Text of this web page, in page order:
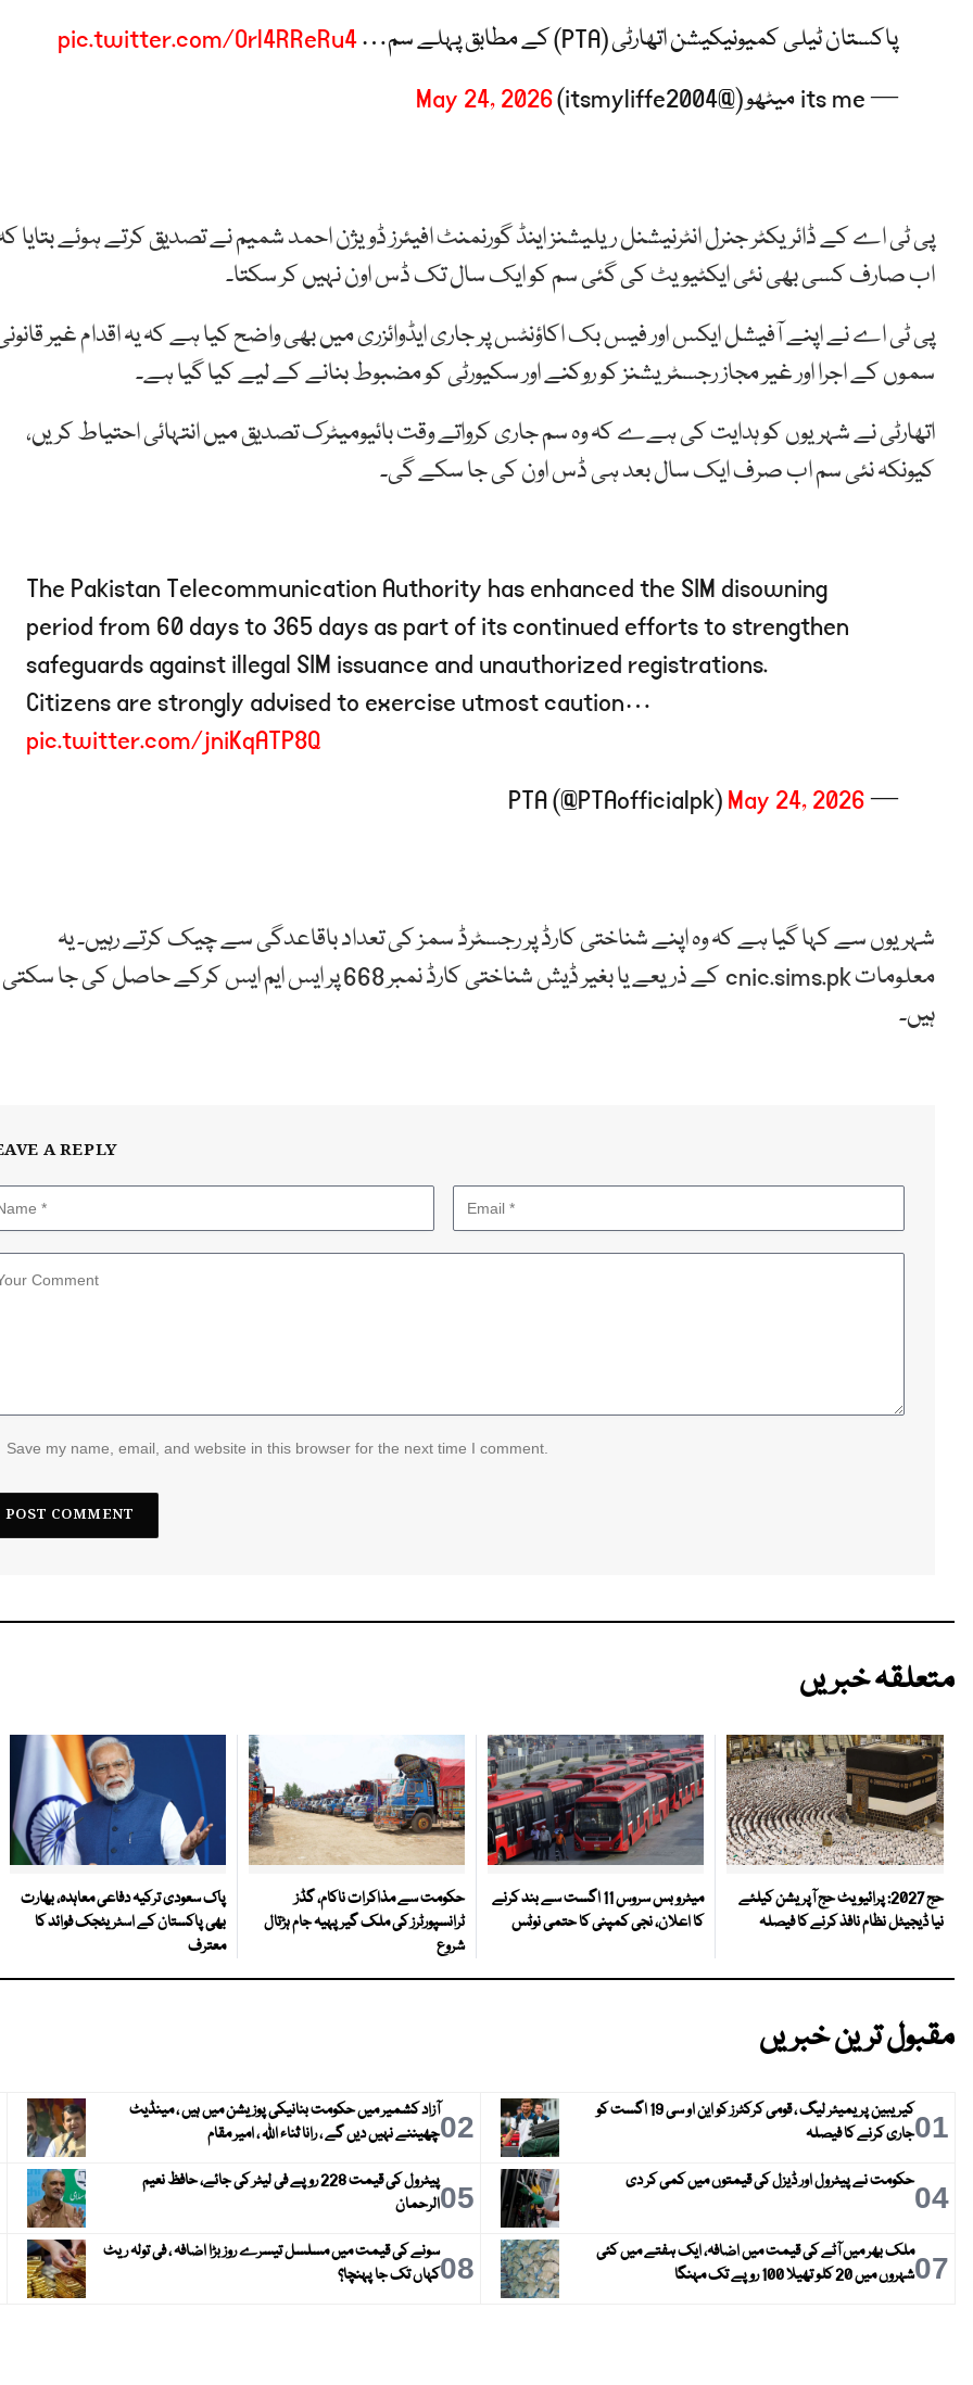
پاکستان ٹیلی کمیونیکیشن اتھارٹی (PTA) کے مطابق پہلے سم…
pic.twitter.com/Orl4RReRu4
— its me میٹھو (@itsmyliffe2004)
May 24, 2026
پی ٹی اے کے ڈائریکٹر جنرل انٹرنیشنل ریلیشنز اینڈ گورنمنٹ افیئرز ڈویژن احمد شمیم نے تصدیق کرتے ہوئے بتایا
اب صارف کسی بھی نئی ایکٹیویٹ کی گئی سم کو ایک سال تک ڈس اون نہیں کر سکتا۔
پی ٹی اے نے اپنے آفیشل ایکس اور فیس بک اکاؤنٹس پر جاری ایڈوائزری میں بھی واضح کیا ہے کہ یہ اقدام غیر
سموں کے اجرا اور غیر مجاز رجسٹریشنز کو روکنے اور سکیورٹی کو مضبوط بنانے کے لیے کیا گیا ہے۔
اتھارٹی نے شہریوں کو ہدایت کی ہےے کہ وہ سم جاری کرواتے وقت بائیومیٹرک تصدیق میں انتہائی احتیاط کریں،
کیونکہ نئی سم اب صرف ایک سال بعد ہی ڈس اون کی جا سکے گی۔
The Pakistan Telecommunication Authority has enhanced the SIM disowning
period from 60 days to 365 days as part of its continued efforts to strengthen
safeguards against illegal SIM issuance and unauthorized registrations.
Citizens are strongly advised to exercise utmost caution…
pic.twitter.com/jniKqATP8Q
— PTA (@PTAofficialpk)
May 24, 2026
شہریوں سے کہا گیا ہے کہ وہ اپنے شناختی کارڈ پر رجسٹرڈ سمز کی تعداد باقاعدگی سے چیک کرتے رہیں۔ یہ
معلومات cnic.sims.pk کے ذریعے یا بغیر ڈیش شناختی کارڈ نمبر 668 پر ایس ایم ایس کرکے حاصل کی جا سکتی
ہیں۔
A REPLY
Save my name, email, and website in this browser for the next time I comment.
متعلقہ خبریں
حج 2027: پرائیویٹ حج آپریشن کیلئے
نیا ڈیجیٹل نظام نافذ کرنے کا فیصلہ
میٹرو بس سروس 11 اگست سے بند کرنے
کا اعلان، نجی کمپنی کا حتمی نوٹس
حکومت سے مذاکرات ناکام، گڈز
ٹرانسپورٹرز کی ملک گیر پہیہ جام ہڑتال
شروع
پاک سعودی ترکیہ دفاعی معاہدہ، بھارت
بھی پاکستان کے اسٹریٹجک فوائد کا
معترف
مقبول ترین خبریں
01
کیریبین پریمیئر لیگ ، قومی کرکٹرز کو این او سی 19 اگست کو
جاری کرنے کا فیصلہ
02آزاد کشمیر میں حکومت بنانیکی پوزیشن میں ہیں ، مینڈیٹ
چھیننے نہیں دیں گے ، رانا ثناء اللہ ، امیر مقام
04حکومت نے پیٹرول اور ڈیزل کی قیمتوں میں کمی کر دی 05
پیٹرول کی قیمت 228 روپے فی لیٹر کی جائے، حافظ نعیم
الرحمان
07ملک بھر میں آٹے کی قیمت میں اضافہ، ایک ہفتے میں کئی
شہروں میں 20 کلو تھیلا 100 روپے تک مہنگا
08سونے کی قیمت میں مسلسل تیسرے روز بڑا اضافہ ، فی تولہ ریٹ
کہاں تک جا پہنچا؟